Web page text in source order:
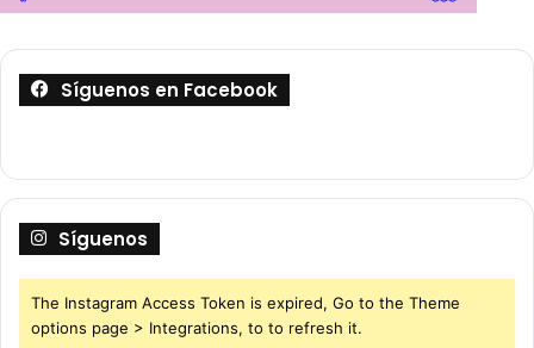
Síguenos en Facebook
Síguenos
The Instagram Access Token is expired, Go to the Theme
options page > Integrations, to to refresh it.